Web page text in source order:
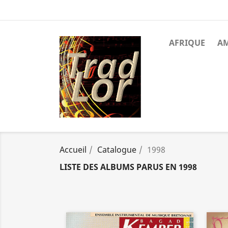
AFRIQUE
Accueil Catalogue
1998
LISTE DES ALBUMS PARUS EN 1998